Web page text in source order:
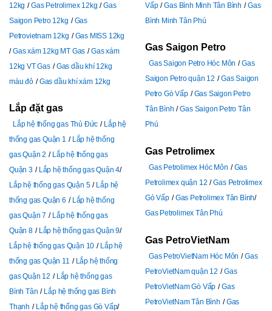
12kg
Gas Petrolimex 12kg
Gas
Saigon Petro 12kg
Gas
Petrovietnam 12kg
Gas MISS 12kg
Gas xám 12kg MT Gas
Gas xám
12kg VT Gas
Gas dầu khí 12kg
màu đỏ
Gas dầu khí xám 12kg
Lắp đặt gas
Lắp hệ thống gas Thủ Đức
Lắp hệ
thống gas Quận 1
Lắp hệ thống
gas Quận 2
Lắp hệ thống gas
Quận 3
Lắp hệ thống gas Quận 4
Lắp hệ thống gas Quận 5
Lắp hệ
thống gas Quận 6
Lắp hệ thống
gas Quận 7
Lắp hệ thống gas
Quận 8
Lắp hệ thống gas Quận 9
Lắp hệ thống gas Quận 10
Lắp hệ
thống gas Quận 11
Lắp hệ thống
gas Quận 12
Lắp hệ thống gas
Bình Tân
Lắp hệ thống gas Bình
Thạnh
Lắp hệ thống gas Gò Vấp
Vấp
Gas Bình Minh Tân Bình
Gas
Bình Minh Tân Phú
Gas Saigon Petro
Gas Saigon Petro Hóc Môn
Gas
Saigon Petro quận 12
Gas Saigon
Petro Gò Vấp
Gas Saigon Petro
Tân Bình
Gas Saigon Petro Tân
Phú
Gas Petrolimex
Gas Petrolimex Hóc Môn
Gas
Petrolimex quận 12
Gas Petrolimex
Gò Vấp
Gas Petrolimex Tân Bình
Gas Petrolimex Tân Phú
Gas PetroVietNam
Gas PetroVietNam Hóc Môn
Gas
PetroVietNam quận 12
Gas
PetroVietNam Gò Vấp
Gas
PetroVietNam Tân Bình
Gas